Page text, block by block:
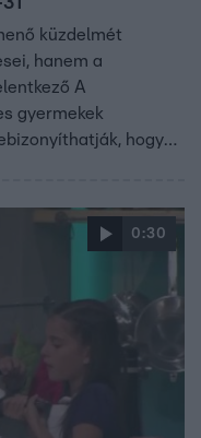
küzdelmét
hanem a
A
gyermekek
hogy
és Vajda Pierre-t.
0:30